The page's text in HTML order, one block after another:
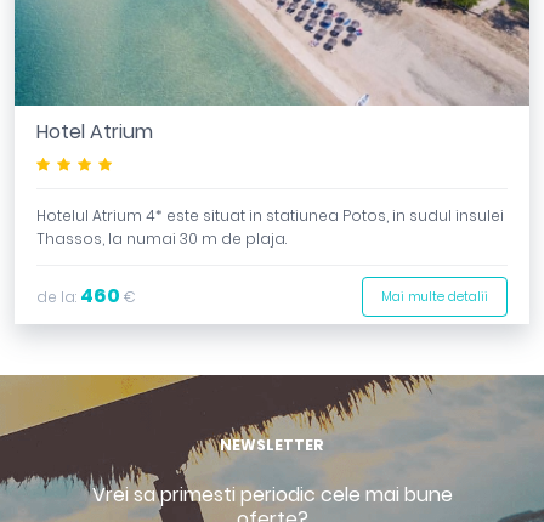
Hotel Atrium
Hotelul Atrium 4* este situat in statiunea Potos, in sudul insulei
Thassos, la numai 30 m de plaja.
de la: 460 € Mai multe detalii
NEWSLETTER
Vrei sa primesti periodic cele mai bune